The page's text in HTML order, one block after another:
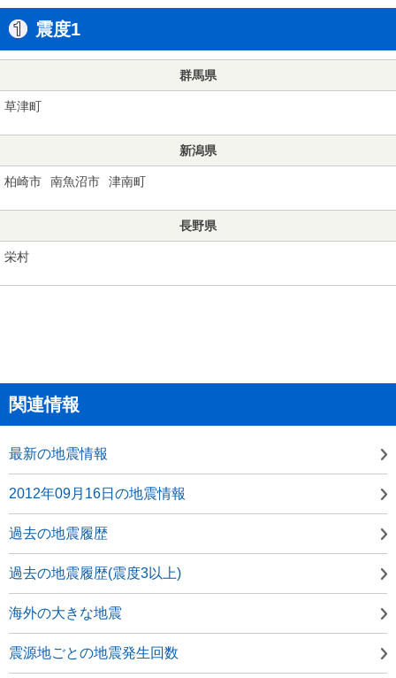
震度1
群馬県
草津町
新潟県
柏崎市 南魚沼市 津南町
長野県
栄村
関連情報
最新の地震情報
2012年09月16日の地震情報
過去の地震履歴
過去の地震履歴(震度3以上)
海外の大きな地震
震源地ごとの地震発生回数